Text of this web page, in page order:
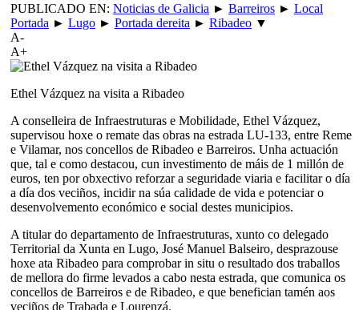
PUBLICADO EN: Noticias de Galicia ► Barreiros ► Local
Portada ► Lugo ► Portada dereita ► Ribadeo ▼
A-
A+
Ethel Vázquez na visita a Ribadeo
A conselleira de Infraestruturas e Mobilidade, Ethel Vázquez,
supervisou hoxe o remate das obras na estrada LU-133, entre Reme
e Vilamar, nos concellos de Ribadeo e Barreiros. Unha actuación
que, tal e como destacou, cun investimento de máis de 1 millón de
euros, ten por obxectivo reforzar a seguridade viaria e facilitar o día
a día dos veciños, incidir na súa calidade de vida e potenciar o
desenvolvemento económico e social destes municipios.
A titular do departamento de Infraestruturas, xunto co delegado
Territorial da Xunta en Lugo, José Manuel Balseiro, desprazouse
hoxe ata Ribadeo para comprobar in situ o resultado dos traballos
de mellora do firme levados a cabo nesta estrada, que comunica os
concellos de Barreiros e de Ribadeo, e que benefician tamén aos
veciños de Trabada e Lourenzá.